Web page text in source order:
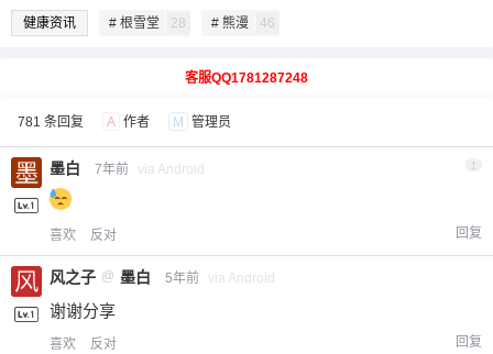
健康资讯 # 根雪堂 28 # 熊漫 46
客服QQ1781287248
781 条回复 A 作者 M 管理员
墨白 7年前 via Android 1
喜欢 反对 回复
风之子 @ 墨白 5年前 via Android
谢谢分享
喜欢 反对 回复